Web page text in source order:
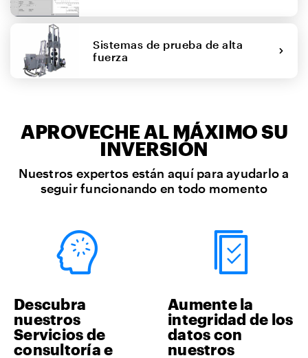
Sistemas de prueba de alta
fuerza
APROVECHE AL MÁXIMO SU
INVERSIÓN
Nuestros expertos están aquí para ayudarlo a
seguir funcionando en todo momento
Descubra
nuestros
Servicios de
consultoría e
Aumente la
integridad de los
datos con
nuestros